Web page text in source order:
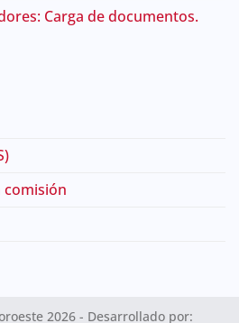
Carga de documentos.
comisión
2026 - Desarrollado por: